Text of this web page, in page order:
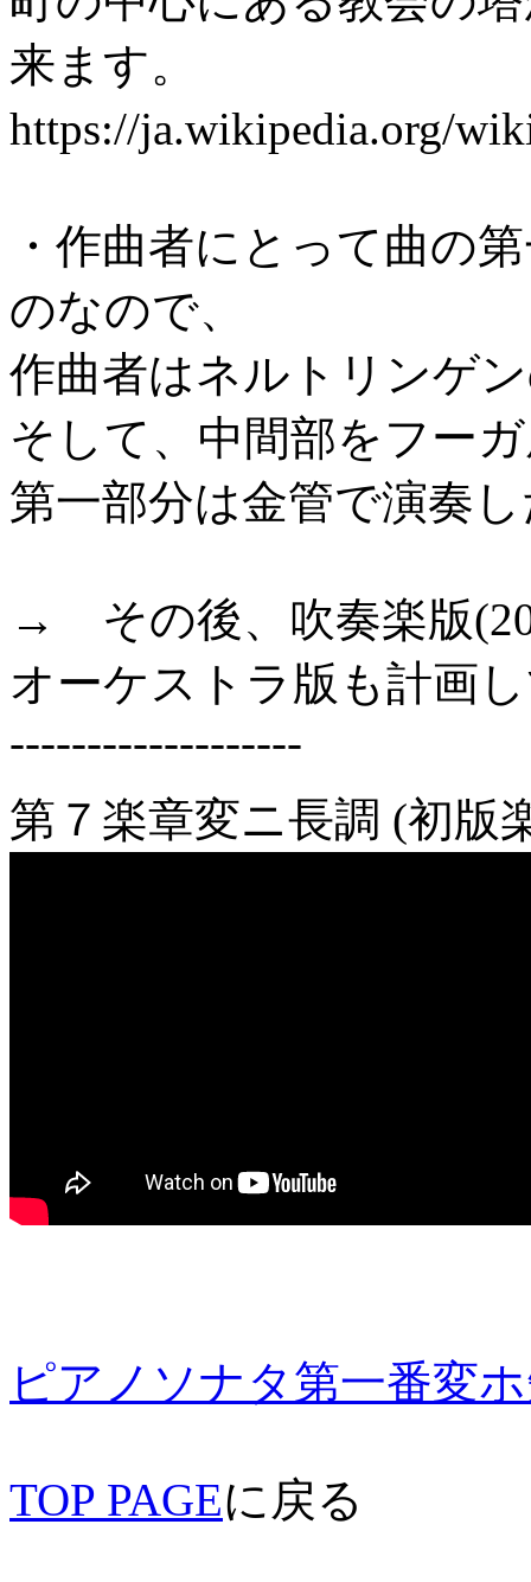
来ます。
https://ja.wikipedia.org/
・作曲者にとって曲の
のなので、
作曲者はネルトリンゲ
そして、中間部をフー
第一部分は金管で演奏
→ その後、吹奏楽版
オーケストラ版も計画
-------------------
第７楽章変ニ長調 (初版
ピアノソナタ第一番変
TOP PAGEに戻る